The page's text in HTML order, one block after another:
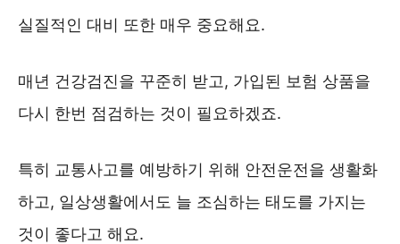
실질적인 대비 또한 매우 중요해요.
매년 건강검진을 꾸준히 받고, 가입된 보험 상품을
다시 한번 점검하는 것이 필요하겠죠.
특히 교통사고를 예방하기 위해 안전운전을 생활화
하고, 일상생활에서도 늘 조심하는 태도를 가지는
것이 좋다고 해요.